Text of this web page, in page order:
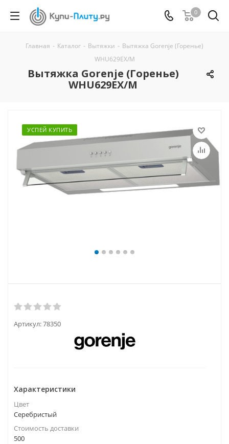
0
Главная - Каталог - Вытяжки - Вытяжка Gorenje (Горенье)
WHU629EX/M
Вытяжка Gorenje (Горенье)
WHU629EX/M
УСПЕЙ КУПИТЬ
Артикул:78350
Характеристики
Цвет
Серебристый
Стоимость доставки
500